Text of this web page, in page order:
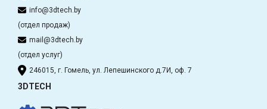
info@3dtech.by
(отдел продаж)
mail@3dtech.by
(отдел услуг)
246015, г. Гомель, ул. Лепешинского д.7И, оф. 7
3DTECH